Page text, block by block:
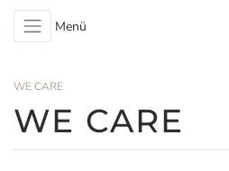
Menü
WE CARE
WE CARE